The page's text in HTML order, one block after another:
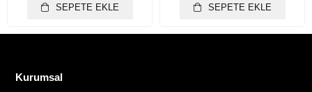
SEPETE EKLE SEPETE EKLE
Kurumsal